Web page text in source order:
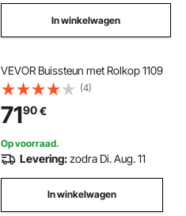
In winkelwagen
VEVOR Buissteun met Rolkop 1109
(4)
7190€
Op voorraad.
Levering:zodra Di. Aug. 11
In winkelwagen